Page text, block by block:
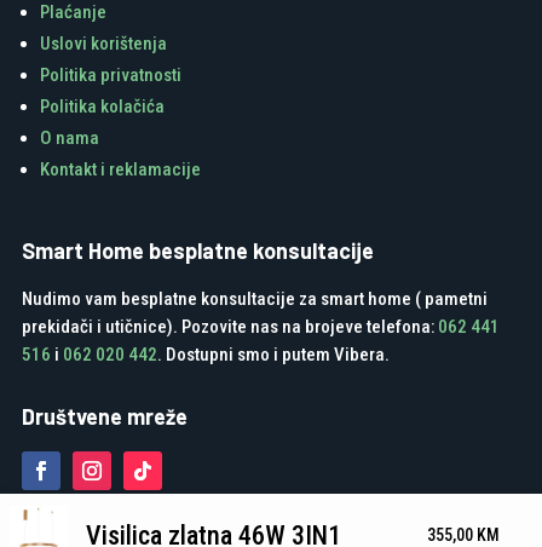
Plaćanje
Uslovi korištenja
Politika privatnosti
Politika kolačića
O nama
Kontakt i reklamacije
Smart Home besplatne konsultacije
Nudimo vam besplatne konsultacije za smart home ( pametni
prekidači i utičnice). Pozovite nas na brojeve telefona: 062 441
516 i 062 020 442. Dostupni smo i putem Vibera.
Društvene mreže
Visilica zlatna 46W 3IN1 355,00 KM